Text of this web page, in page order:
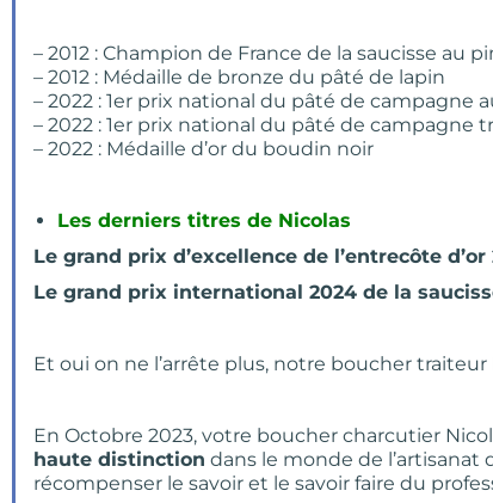
– 2012 : Champion de France de la saucisse au
– 2012 : Médaille de bronze du pâté de lapin
– 2022 : 1er prix national du pâté de campagne
– 2022 : 1er prix national du pâté de campagne
– 2022 : Médaille d’or du boudin noir
Les derniers titres de Nicolas
Le grand prix d’excellence de l’entrecôte d’or
Le grand prix international 2024 de la
Et oui on ne l’arrête plus, notre boucher
En Octobre 2023, votre boucher charcutier
haute distinction dans le monde de
récompenser le savoir et le savoir faire du